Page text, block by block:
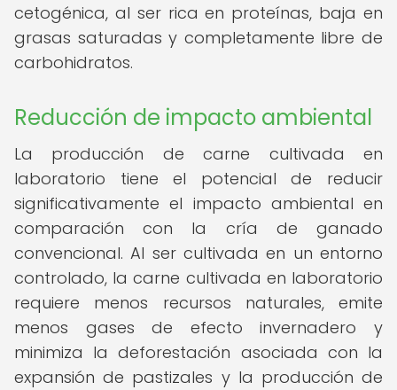
cetogénica, al ser rica en proteínas, baja en
grasas saturadas y completamente libre de
carbohidratos.
Reducción de impacto ambiental
La producción de carne cultivada en
laboratorio tiene el potencial de reducir
significativamente el impacto ambiental en
comparación con la cría de ganado
convencional. Al ser cultivada en un entorno
controlado, la carne cultivada en laboratorio
requiere menos recursos naturales, emite
menos gases de efecto invernadero y
minimiza la deforestación asociada con la
expansión de pastizales y la producción de